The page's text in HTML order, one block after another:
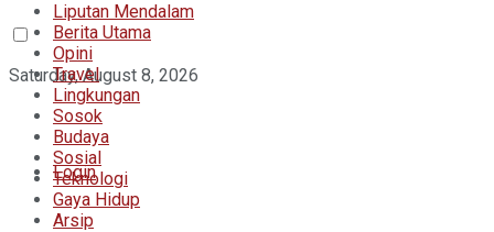
Saturday, August 8, 2026
Login
Liputan Mendalam
Berita Utama
Opini
Travel
Lingkungan
Sosok
Budaya
Sosial
Teknologi
Gaya Hidup
Arsip